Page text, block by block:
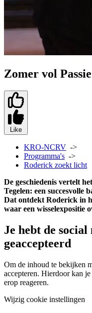
Zomer vol
Like
KRO-NCRV ->
Programma's ->
Roderick zoekt licht
De geschiedenis vertelt
Tegelen: een succesvolle
Dat ontdekt Roderick in
waar een wisselexpositie
Je hebt de
geaccepteerd
Om de inhoud te bekijken
accepteren. Hierdoor kan
erop reageren.
Wijzig cookie instellingen